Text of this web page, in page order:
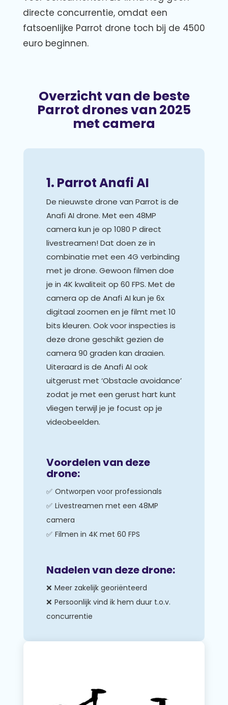
directe concurrentie, omdat een
fatsoenlijke Parrot drone toch bij de 4500
euro beginnen.
Overzicht van de beste
Parrot drones van 2025
met camera
1. Parrot Anafi AI
De nieuwste drone van Parrot is de
Anafi AI drone. Met een 48MP
camera kun je op 1080 P direct
livestreamen! Dat doen ze in
combinatie met een 4G verbinding
met je drone. Gewoon filmen doe
je in 4K kwaliteit op 60 FPS. Met de
camera op de Anafi AI kun je 6x
digitaal zoomen en je filmt met 10
bits kleuren. Ook voor inspecties is
deze drone geschikt gezien de
camera 90 graden kan draaien.
Uiteraard is de Anafi AI ook
uitgerust met ‘Obstacle avoidance’
zodat je met een gerust hart kunt
vliegen terwijl je je focust op je
videobeelden.
Voordelen van deze
drone:
Ontworpen voor professionals
Livestreamen met een 48MP
camera
Filmen in 4K met 60 FPS
Nadelen van deze drone:
Meer zakelijk georiënteerd
Persoonlijk vind ik hem duur t.o.v.
concurrentie